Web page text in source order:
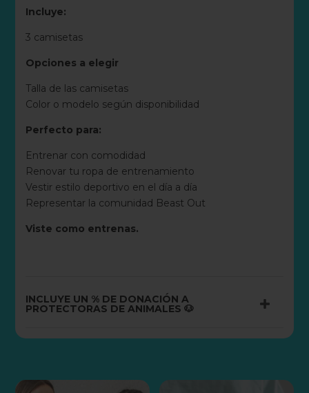
Incluye:
3 camisetas
Opciones a elegir
Talla de las camisetas
Color o modelo según disponibilidad
Perfecto para:
Entrenar con comodidad
Renovar tu ropa de entrenamiento
Vestir estilo deportivo en el día a día
Representar la comunidad Beast Out
Viste como entrenas.
INCLUYE UN % DE DONACIÓN A
PROTECTORAS DE ANIMALES 🐶